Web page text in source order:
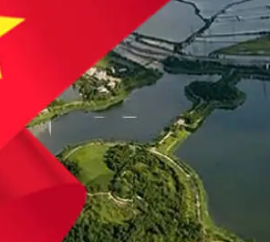
duyệt điều chỉnh, bổ sung danh mục, kế
thực hiện các đồ án quy hoạch tại quyết
về cụ thể hoá đồ án điều chỉnh quy
chung thu đô đến năm 2045 tầm nhìn
tổ chức lập quy hoạch phân khu đô thị
Olympic - Phân khu đô thị thể thao
phía Nam trung tâm thành phố.
Xem QĐ 4202